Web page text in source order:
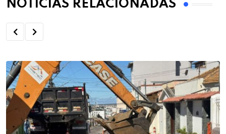
NOTÍCIAS RELACIONADAS